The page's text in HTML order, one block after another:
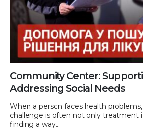
Community Center:
Addressing Social Needs
When a person faces health
challenge is often not only treatment
finding a way...